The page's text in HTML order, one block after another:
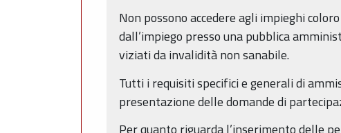
Non possono accedere agli impieghi
dall’impiego presso una pubblica
viziati da invalidità non sanabile.
Tutti i requisiti specifici e generali di
presentazione delle domande di